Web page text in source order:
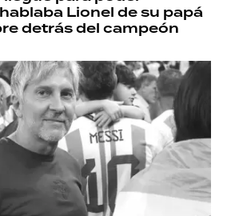
Lionel de su papá
detrás del campeón